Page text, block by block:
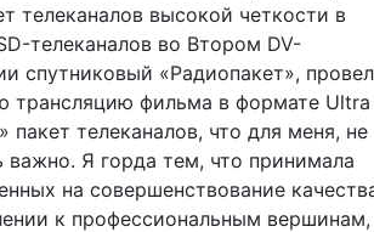
телеканалов высокой четкости в
телеканалов во Втором DV-
спутниковый «Радиопакет»,
трансляцию фильма в формате Ultra
телеканалов, что для меня, не
Я горда тем, что принимала
на совершенствование
к профессиональным вершинам,